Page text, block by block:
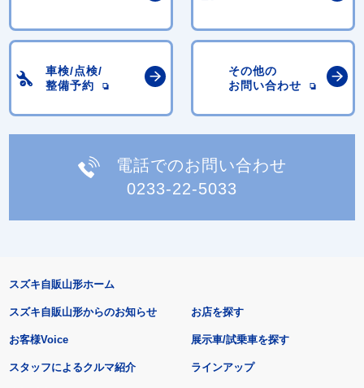
車検/点検/
整備予約
その他の
お問い合わせ
電話でのお問い合わせ
0233-22-5033
スズキ自販山形ホーム
スズキ自販山形からのお知らせ
お客様Voice
スタッフによるクルマ紹介
お店を探す
展示車/試乗車を探す
ラインアップ